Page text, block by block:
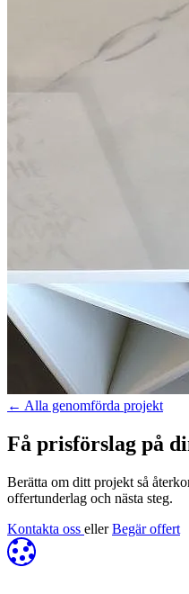
← Alla genomförda projekt
Få prisförslag på
Berätta om ditt projekt så
offertunderlag och nästa steg.
Kontakta oss eller Begär offert